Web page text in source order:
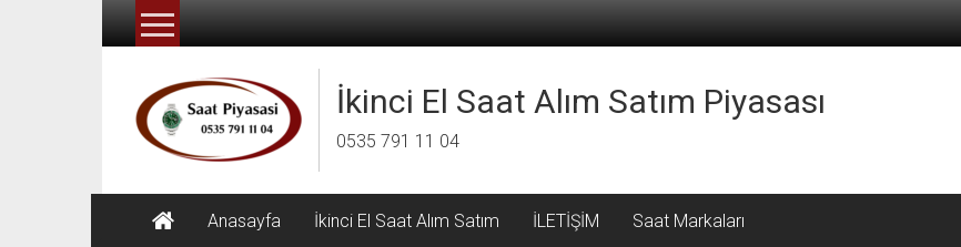
İçeriğe
İkinci El Saat Alım Satım Piyasası
0535 791 11 04
Anasayfa İkinci El Saat Alım Satım İLETİŞİM Saat Markaları